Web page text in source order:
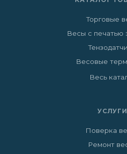
Торговые
Весы с печатью
Весовые
Весь
УСЛУГИ
Поверка
Ремонт